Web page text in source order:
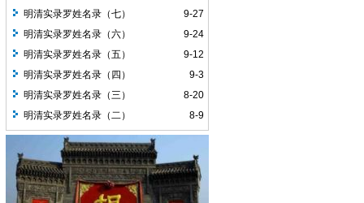
9-27
明清实录罗姓名录（七）
9-24
明清实录罗姓名录（六）
9-12
明清实录罗姓名录（五）
9-3
明清实录罗姓名录（四）
8-20
明清实录罗姓名录（三）
8-9
明清实录罗姓名录（二）